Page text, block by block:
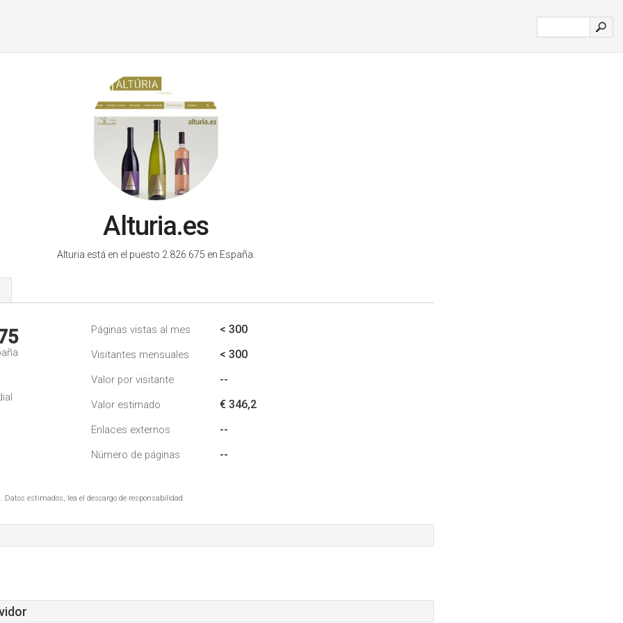
Alturia.es
Alturia está en el puesto 2.826.675 en España.
Páginas vistas al mes < 300
Visitantes mensuales < 300
Valor por visitante --
Valor estimado € 346,2
Enlaces externos --
Número de páginas --
estimados, lea el descargo de responsabilidad.